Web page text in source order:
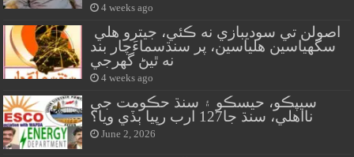
4 weeks ago
سگهياسين هلياسين، پر سنڌسماءَچار بند
نه ٿيڻ گهرجي
4 weeks ago
سيپڪو، حيسڪو ۽ سنڌ حڪومت جي
نااهلي، سنڌ جا127 ارب رپيا ٻڏي ويا؟
June 2, 2026